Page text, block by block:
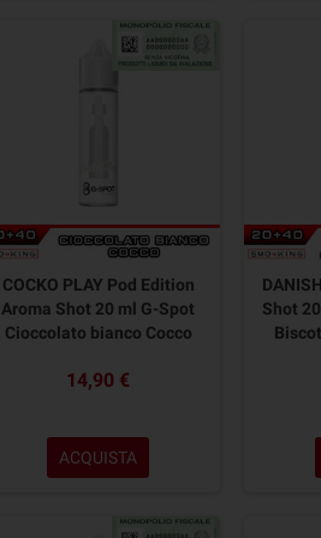
COCKO PLAY Pod Edition
Aroma Shot 20 ml G-Spot
Cioccolato bianco Cocco
14,90 €
ACQUISTA
Shot